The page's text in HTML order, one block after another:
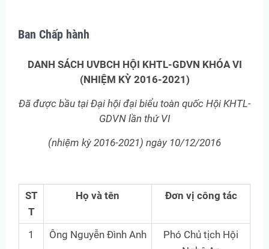
Ban Chấp hành
DANH SÁCH UVBCH HỘI KHTL-GDVN KHÓA VI
(NHIỆM KỲ 2016-2021)
Đã được bầu tại Đại hội đại biểu toàn quốc Hội KHTL-
GDVN lần thứ VI
(nhiệm kỳ 2016-2021) ngày 10/12/2016
ST
T
Họ và tên Đơn vị công tác
1 Ông Nguyễn Đình Anh
Phó Chủ tịch Hội